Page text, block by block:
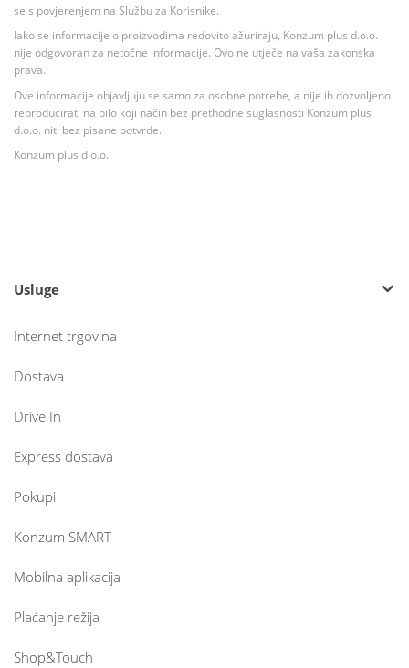
se s povjerenjem na Službu za Korisnike.
Iako se informacije o proizvodima redovito ažuriraju, Konzum plus d.o.o.
nije odgovoran za netočne informacije. Ovo ne utječe na vaša zakonska
prava.
Ove informacije objavljuju se samo za osobne potrebe, a nije ih dozvoljeno
reproducirati na bilo koji način bez prethodne suglasnosti Konzum plus
d.o.o. niti bez pisane potvrde.
Konzum plus d.o.o.
Usluge
Internet trgovina
Dostava
Drive In
Express dostava
Pokupi
Konzum SMART
Mobilna aplikacija
Plaćanje režija
Shop&Touch